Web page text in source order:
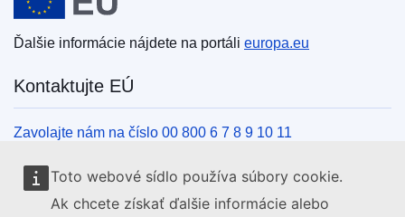
Toto webové sídlo používa súbory cookie.
Ak chcete získať ďalšie informácie alebo
Ďalšie informácie nájdete na portáli europa.eu
Kontaktujte EÚ
Zavolajte nám na číslo 00 800 6 7 8 9 10 11
Iné spôsoby, ako nás kontaktovať telefonicky
Napíšte nám cez kontaktný formulár